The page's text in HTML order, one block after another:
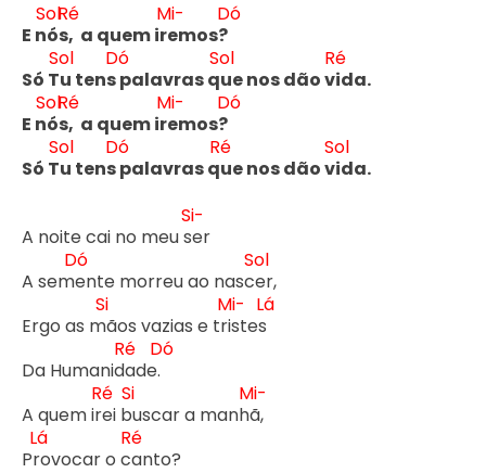
E n
Sol
ós
Ré
,  a quem ir
Mi-
emos?
Dó
Só T
Sol
u tens
Dó
palavras q
Sol
ue nos dão v
Ré
ida.
E n
Sol
ós
Ré
,  a quem ir
Mi-
emos?
Dó
Só T
Sol
u tens
Dó
palavras q
Ré
ue nos dão v
Sol
ida.
A noite cai no meu s
Si-
er
A sem
Dó
ente morreu ao nasc
Sol
er,
Ergo as m
Si
ãos vazias e tr
Mi-
istes
Lá
Da Humanid
Ré
ade.
Dó
A quem ir
Ré
ei b
Si
uscar a manh
Mi-
ã,
Pr
Lá
ovocar o c
Ré
anto?